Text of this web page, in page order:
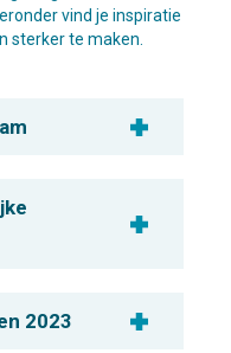
vind je inspiratie
sterker te maken.
2023